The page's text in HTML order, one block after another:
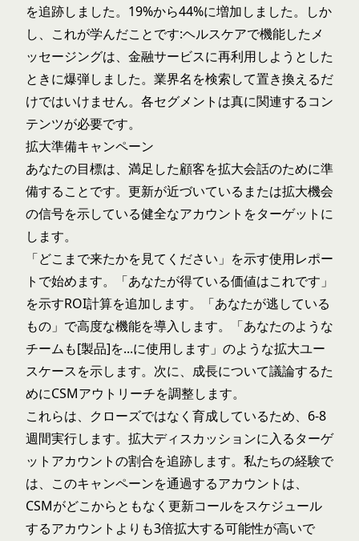
を追跡しました。19%から44%に増加しました。しか
し、これが学んだことです:ヘルスケアで機能したメ
ッセージングは、金融サービスに再利用しようとした
ときに爆弾しました。業界名を検索して置き換えるだ
けではいけません。各セグメントは真に関連するコン
テンツが必要です。
拡大準備キャンペーン
あなたの目標は、満足した顧客を拡大会話のために準
備することです。更新が近づいているまたは拡大機会
の信号を示している健全なアカウントをターゲットに
します。
「どこまで来たかを見てください」を示す使用レポー
トで始めます。「あなたが得ている価値はこれです」
を示すROI計算を追加します。「あなたが逃している
もの」で高度な機能を導入します。「あなたのような
チームも[製品]を...に使用します」のような拡大ユー
スケースを示します。次に、成長について議論するた
めにCSMアウトリーチを調整します。
これらは、クローズではなく育成しているため、6-8
週間実行します。拡大ディスカッションに入るターゲ
ットアカウントの割合を追跡します。私たちの経験で
は、このキャンペーンを通過するアカウントは、
CSMがどこからともなく更新コールをスケジュール
するアカウントよりも3倍拡大する可能性が高いで